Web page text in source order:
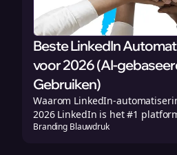
Beste LinkedIn
voor 2026 (AI-
Gebruiken)
Waarom LinkedIn-
2026 LinkedIn is het #1
Branding Blauwdruk